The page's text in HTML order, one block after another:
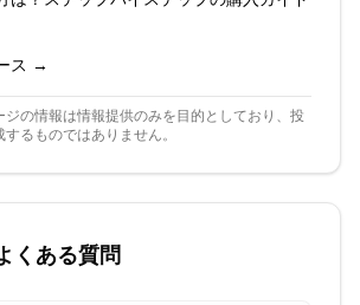
ス →
ジの情報は情報提供のみを目的としており、投
るものではありません。
くある質問